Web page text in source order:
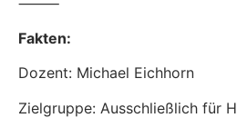
Fakten:
Dozent: Michael Eichhorn
Zielgruppe: Ausschließlich für